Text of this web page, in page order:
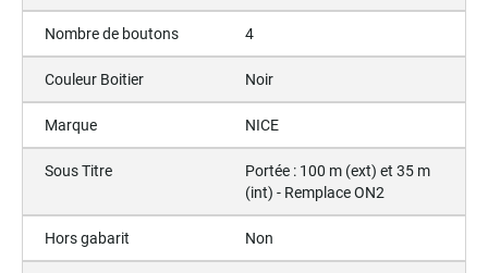
Nombre de boutons 4
Couleur Boitier Noir
Marque NICE
Sous Titre
Portée : 100 m (ext) et 35 m
(int) - Remplace ON2
Hors gabarit Non